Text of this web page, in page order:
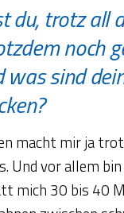
du, trotz all
noch
was sind
macht mir ja
Und vor allem
mich 30 bis 40